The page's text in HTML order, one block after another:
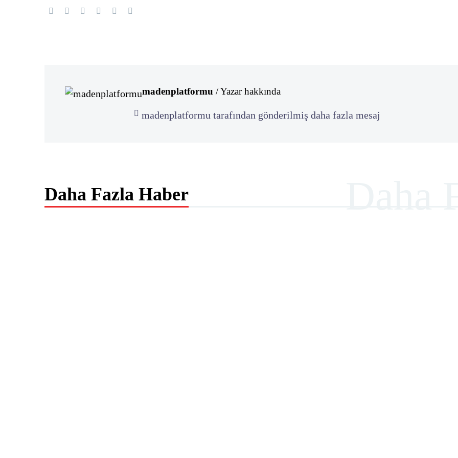
madenplatformu / Yazar hakkında
madenplatformu tarafından gönderilmiş daha fazla mesaj
Daha Fazla Haber